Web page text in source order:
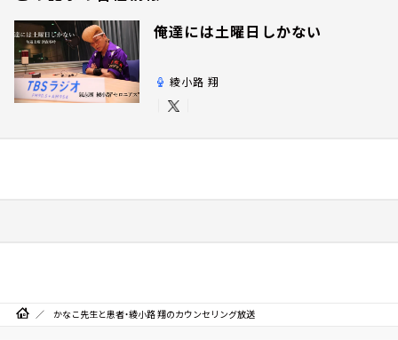
俺達には土曜日しかない
綾小路 翔
かなこ先生と患者・綾小路 翔のカウンセリング放送